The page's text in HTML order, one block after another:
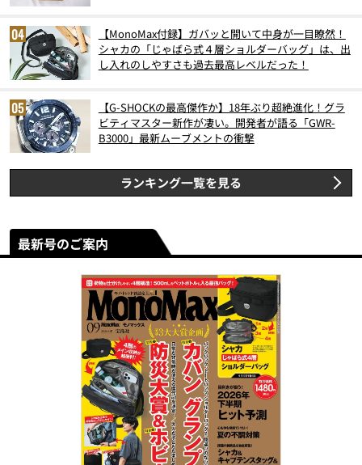
【MonoMax付録】ガバッと開いて中身が一目瞭然！
シャカの「じゃばら式４層ショルダーバッグ」は、出
し入れのしやすさも過去最高レベルだった！
【G-SHOCKの最高傑作か】18年ぶり超絶進化！グラ
ビティマスター新作が凄い。開発者が語る「GWR-
B3000」最新ムーブメントの衝撃
ランキング一覧を見る
最新号のご案内